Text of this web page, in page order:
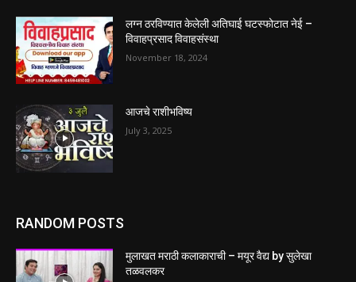
लग्न ठरविण्यात केलेली अतिघाई घटस्फोटात नेई –
विवाहप्रसाद विवाहसंस्था
November 18, 2024
आजचे राशीभविष्य
July 3, 2025
RANDOM POSTS
मुलाखत मराठी कलाकाराची – मयूर वैद्य by सुलेखा
तळवलकर